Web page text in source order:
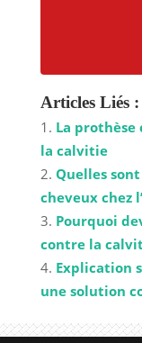
Articles Liés :
La
la calvitie
Quelles
cheveux chez
Pourquoi
contre la
Explication
une solution